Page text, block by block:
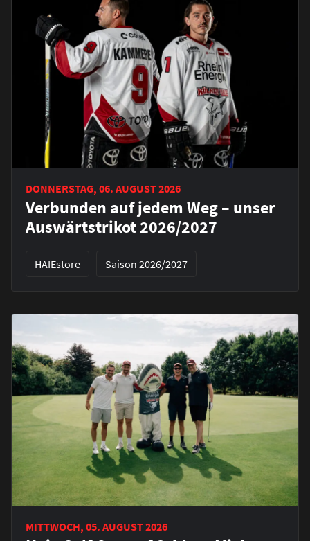
DONNERSTAG, 06. AUGUST 2026
Verbunden auf jedem Weg – unser
Auswärtstrikot 2026/2027
HAIEstore Saison 2026/2027
MITTWOCH, 05. AUGUST 2026